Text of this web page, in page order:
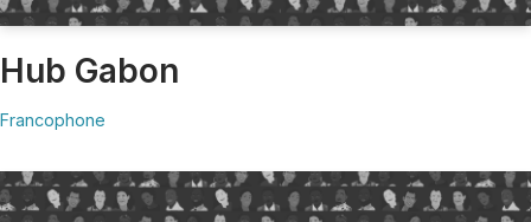
Hub Gabon
Francophone